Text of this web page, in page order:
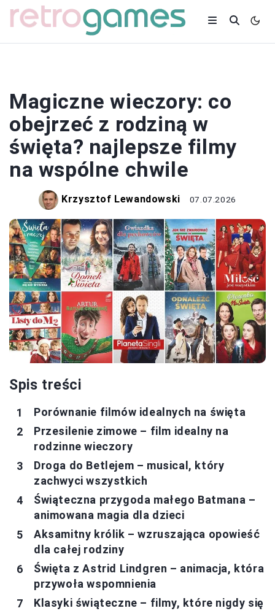
Magiczne wieczory: co
obejrzeć z rodziną w
święta? najlepsze filmy
na wspólne chwile
Krzysztof Lewandowski 07.07.2026
Spis treści
Porównanie filmów idealnych na święta
Przesilenie zimowe – film idealny na
rodzinne wieczory
Droga do Betlejem – musical, który
zachwyci wszystkich
Świąteczna przygoda małego Batmana –
animowana magia dla dzieci
Aksamitny królik – wzruszająca opowieść
dla całej rodziny
Święta z Astrid Lindgren – animacja, która
przywoła wspomnienia
Klasyki świąteczne – filmy, które nigdy się